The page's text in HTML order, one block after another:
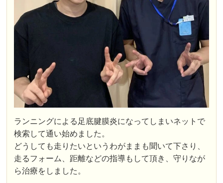
ランニングによる足底腱膜炎になってしまいネットで
検索して通い始めました。
どうしても走りたいというわがままも聞いて下さり、
走るフォーム、距離などの指導もして頂き、守りなが
ら治療をしました。